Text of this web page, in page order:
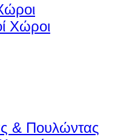
Χώροι
& Πουλώντας